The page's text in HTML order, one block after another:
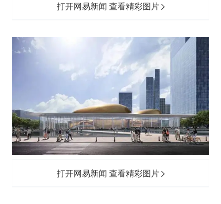
打开网易新闻 查看精彩图片
打开网易新闻 查看精彩图片